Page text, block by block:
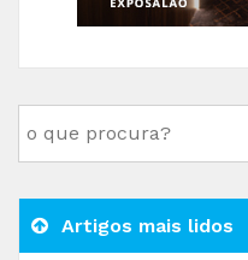
Artigos mais lidos